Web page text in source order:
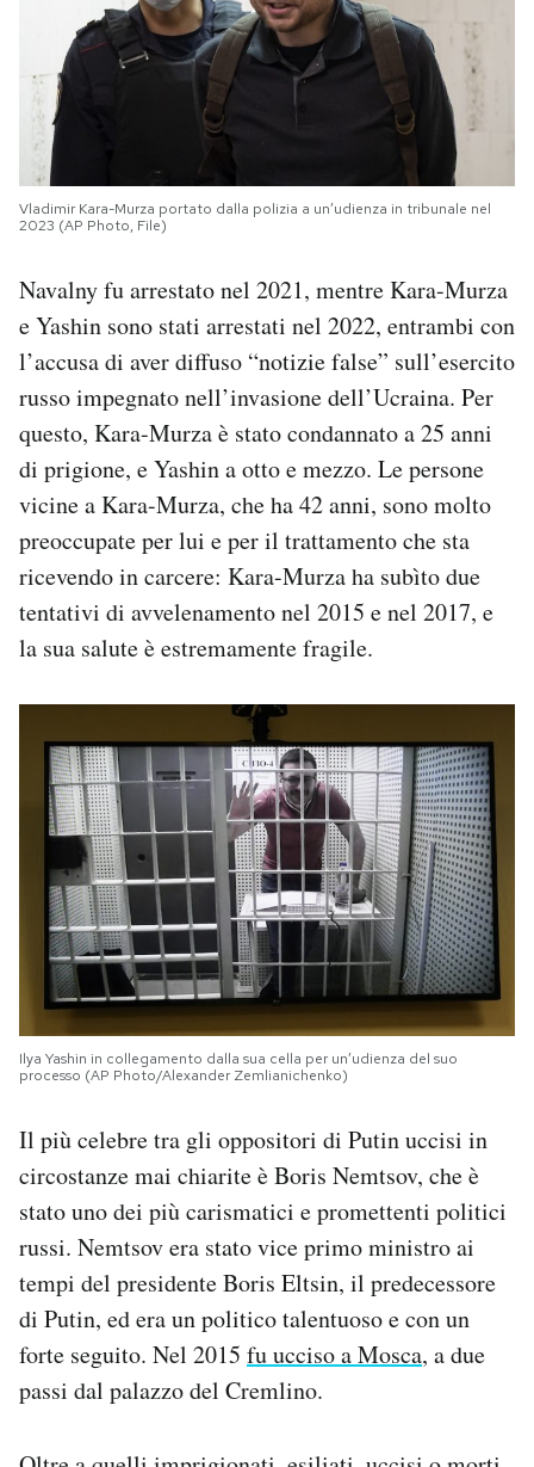
Vladimir Kara-Murza portato dalla polizia a un’udienza in tribunale nel
2023 (AP Photo, File)
Navalny fu arrestato nel 2021, mentre Kara-Murza
e Yashin sono stati arrestati nel 2022, entrambi con
l’accusa di aver diffuso “notizie false” sull’esercito
russo impegnato nell’invasione dell’Ucraina. Per
questo, Kara-Murza è stato condannato a 25 anni
di prigione, e Yashin a otto e mezzo. Le persone
vicine a Kara-Murza, che ha 42 anni, sono molto
preoccupate per lui e per il trattamento che sta
ricevendo in carcere: Kara-Murza ha subìto due
tentativi di avvelenamento nel 2015 e nel 2017, e
la sua salute è estremamente fragile.
Ilya Yashin in collegamento dalla sua cella per un’udienza del suo
processo (AP Photo/Alexander Zemlianichenko)
Il più celebre tra gli oppositori di Putin uccisi in
circostanze mai chiarite è Boris Nemtsov, che è
stato uno dei più carismatici e promettenti politici
russi. Nemtsov era stato vice primo ministro ai
tempi del presidente Boris Eltsin, il predecessore
di Putin, ed era un politico talentuoso e con un
forte seguito. Nel 2015 fu ucciso a Mosca, a due
passi dal palazzo del Cremlino.